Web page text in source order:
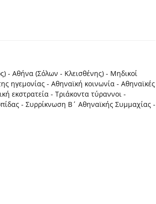
- Αθήνα (Σόλων - Κλεισθένης) - Μηδικοί
ηγεμονίας - Αθηναϊκή κοινωνία - Αθηναϊκές
εκστρατεία - Τριάκοντα τύραννοι -
- Συρρίκνωση Β΄ Αθηναϊκής Συμμαχίας -